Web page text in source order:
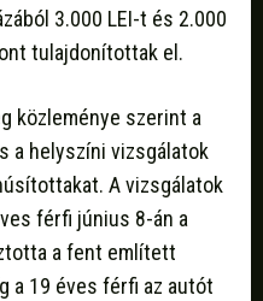
3.000 LEI-t és 2.000
tulajdonítottak el.
közleménye szerint a
a helyszíni vizsgálatok
A vizsgálatok
férfi június 8-án a
a fent említett
a 19 éves férfi az autót